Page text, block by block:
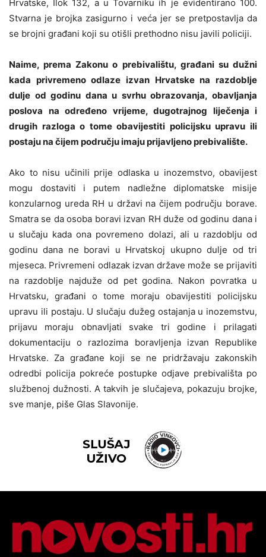
Hrvatske, Ilok 132, a u Tovarniku ih je evidentirano 100.
Stvarna je brojka zasigurno i veća jer se pretpostavlja da
se brojni građani koji su otišli prethodno nisu javili policiji.
Naime, prema Zakonu o prebivalištu, građani su dužni
kada privremeno odlaze izvan Hrvatske na razdoblje
dulje od godinu dana u svrhu obrazovanja, obavljanja
poslova na određeno vrijeme, dugotrajnog liječenja i
drugih razloga o tome obavijestiti policijsku upravu ili
postaju na čijem području imaju prijavljeno prebivalište.
Ako to nisu učinili prije odlaska u inozemstvo, obavijest
mogu dostaviti i putem nadležne diplomatske misije
konzularnog ureda RH u državi na čijem području borave.
Smatra se da osoba boravi izvan RH duže od godinu dana i
u slučaju kada ona povremeno dolazi, ali u razdoblju od
godinu dana ne boravi u Hrvatskoj ukupno dulje od tri
mjeseca. Privremeni odlazak izvan države može se prijaviti
na razdoblje najduže od pet godina. Nakon povratka u
Hrvatsku, građani o tome moraju obavijestiti policijsku
upravu ili postaju. U slučaju dužeg ostajanja u inozemstvu,
prijavu moraju obnavljati svake tri godine i prilagati
dokumentaciju o razlozima boravljenja izvan Republike
Hrvatske. Za građane koji se ne pridržavaju zakonskih
odredbi policija pokreće postupke odjave prebivališta po
službenoj dužnosti. A takvih je slučajeva, pokazuju brojke,
sve manje, piše Glas Slavonije.